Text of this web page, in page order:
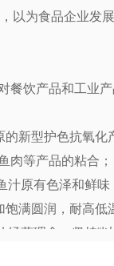
为食品企业发
饮产品和工业
新型护色抗氧化
肉等产品的粘合；
汁原有色泽和鲜味
满圆润，耐高
营理念，坚持“